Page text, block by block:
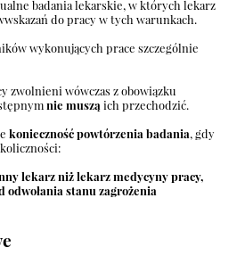
badania lekarskie, w których lekarz
do pracy w tych warunkach.
wykonujących prace szczególnie
zwolnieni wówczas z obowiązku
nie muszą ich przechodzić.
konieczność powtórzenia badania, gdy
lekarz niż lekarz medycyny pracy,
odwołania stanu zagrożenia